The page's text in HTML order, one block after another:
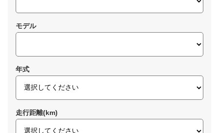
モデル
年式
走行距離(km)